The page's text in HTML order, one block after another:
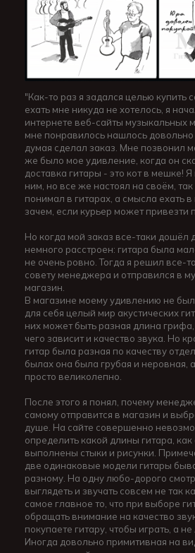
"Как-то раз я задался целью купить
ехать мне никуда не хотелось, я
интернете веб-сайты музыкальных
мне понравилось нашлось довольно
думая сделал заказ. Мне позвонил
же было мое удивление, когда он
доставка гитары - это кот в мешке! Я
ним, но все же настоял на своём, так
понимал в гитарах, а смысла ехать
зачем, если курьер может привезти
Но когда мой заказ все-таки дошёл
немного расстроен: гитара была
не очень ровно. Тогда я решил все-
совету менеджера и отправился в
магазин.
В магазине моему удивлению не
для себя целый мир акустических
них может быть разная длина
чего зависит и качество звука. Но
гитар была разная по качеству
былах она была грубая и неровная,
просто великолепно.
После этого я понял, почему
самому отправится в магазин и
душе. На сайте совершенно
определить какой длины гитара,
выполнены стыки и рисунки.
две одинаковые модели гитары
разному. На одну любо-дорого
выглядеть и звучать совсем не так
самое главное то, что при выборе
обращать внимание на качество
покупаете гитару, чтобы играть, а
Иногда довольно примитивная на